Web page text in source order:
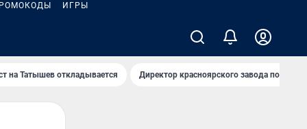
ИГРЫ
на Татышев откладывается Директор красноярского завода под